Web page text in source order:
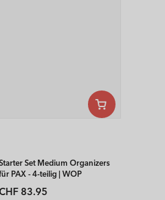
Set Medium Organizers
PAX - 4-teilig | WOP
83.95